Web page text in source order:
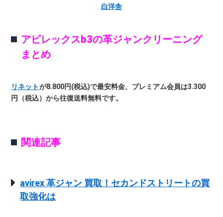
白洋舎
アビレックスb3の革ジャンクリーニング
まとめ
リネット が8.800円(税込)で最安料金、プレミアム会員は3.300
円（税込）から往復送料無料です。
関連記事
avirex 革ジャン 買取！セカンドストリートの買
取強化は